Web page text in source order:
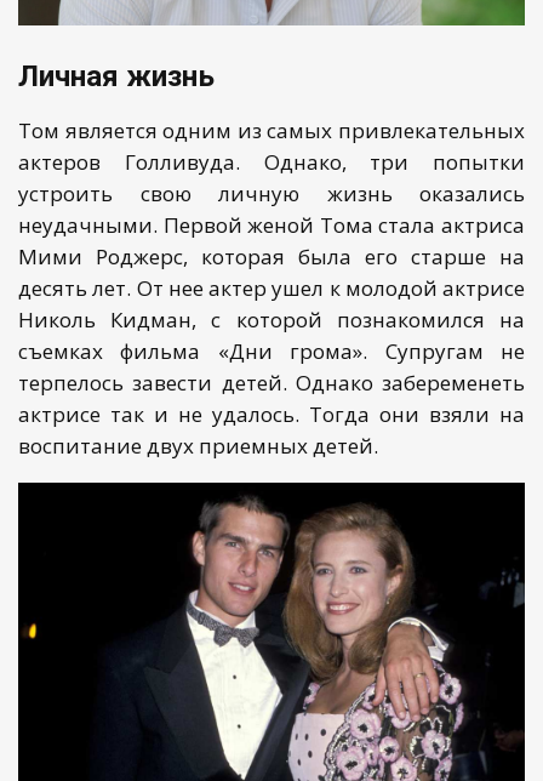
Личная жизнь
Том является одним из самых привлекательных
актеров Голливуда. Однако, три попытки
устроить свою личную жизнь оказались
неудачными. Первой женой Тома стала актриса
Мими Роджерс, которая была его старше на
десять лет. От нее актер ушел к молодой актрисе
Николь Кидман, с которой познакомился на
съемках фильма «Дни грома». Супругам не
терпелось завести детей. Однако забеременеть
актрисе так и не удалось. Тогда они взяли на
воспитание двух приемных детей.